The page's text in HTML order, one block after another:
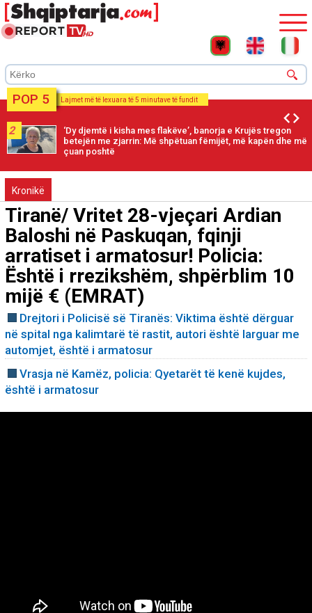
POP 5 Lajmet më të lexuara të 5 minutave të fundit
2
‘Dy djemtë i kisha mes flakëve’, banorja e Krujës tregon
betejën me zjarrin: Më shpëtuan fëmijët, më kapën dhe më
çuan poshtë
Kronikë
Tiranë/ Vritet 28-vjeçari Ardian
Baloshi në Paskuqan, fqinji
arratiset i armatosur! Policia:
Është i rrezikshëm, shpërblim 10
mijë € (EMRAT)
Drejtori i Policisë së Tiranës: Viktima është dërguar
në spital nga kalimtarë të rastit, autori është larguar me
automjet, është i armatosur
Vrasja në Kamëz, policia: Qyetarët të kenë kujdes,
është i armatosur